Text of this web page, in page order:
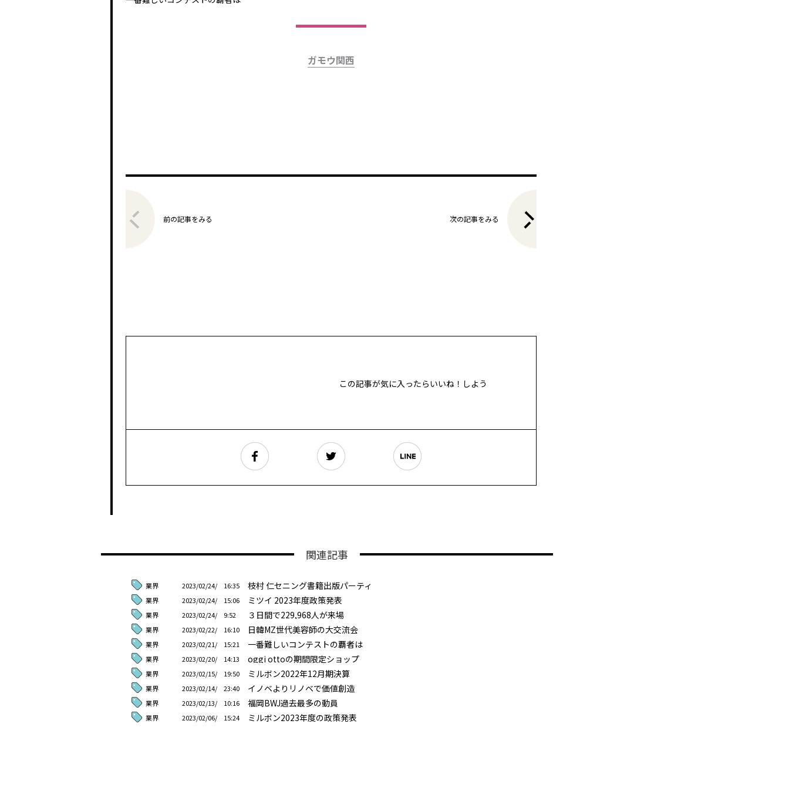
ガモウ関西
前の記事をみる 次の記事をみる
この記事が気に入ったらいいね！しよう
関連記事
業界 2023/02/24/ 16:35 枝村 仁セニング書籍出版パーティ
業界 2023/02/24/ 15:06 ミツイ 2023年度政策発表
業界 2023/02/24/ 9:52 ３日間で229,968人が来場
業界 2023/02/22/ 16:10 日韓MZ世代美容師の大交流会
業界 2023/02/21/ 15:21 一番難しいコンテストの覇者は
業界 2023/02/20/ 14:13 oggi ottoの期間限定ショップ
業界 2023/02/15/ 19:50 ミルボン2022年12月期決算
業界 2023/02/14/ 23:40 イノベよりリノベで価値創造
業界 2023/02/13/ 10:16 福岡BWJ過去最多の動員
業界 2023/02/06/ 15:24 ミルボン2023年度の政策発表